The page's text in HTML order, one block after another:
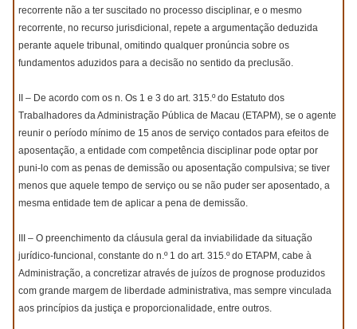
recorrente não a ter suscitado no processo disciplinar, e o mesmo
recorrente, no recurso jurisdicional, repete a argumentação deduzida
perante aquele tribunal, omitindo qualquer pronúncia sobre os
fundamentos aduzidos para a decisão no sentido da preclusão.
II – De acordo com os n. Os 1 e 3 do art. 315.º do Estatuto dos
Trabalhadores da Administração Pública de Macau (ETAPM), se o agente
reunir o período mínimo de 15 anos de serviço contados para efeitos de
aposentação, a entidade com competência disciplinar pode optar por
puni-lo com as penas de demissão ou aposentação compulsiva; se tiver
menos que aquele tempo de serviço ou se não puder ser aposentado, a
mesma entidade tem de aplicar a pena de demissão.
III – O preenchimento da cláusula geral da inviabilidade da situação
jurídico-funcional, constante do n.º 1 do art. 315.º do ETAPM, cabe à
Administração, a concretizar através de juízos de prognose produzidos
com grande margem de liberdade administrativa, mas sempre vinculada
aos princípios da justiça e proporcionalidade, entre outros.